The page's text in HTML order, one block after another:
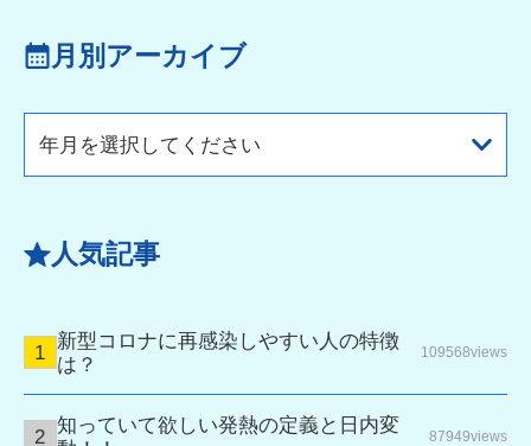
月別アーカイブ
年月を選択してください
人気記事
新型コロナに再感染しやすい人の特徴
は？
109568views
知っていて欲しい発熱の定義と日内変
87949views